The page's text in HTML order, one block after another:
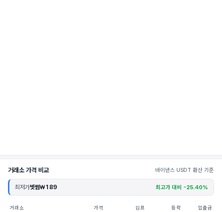
거래소 가격 비교 바이낸스 USDT 환산 기준
최저가빗썸₩189 최고가 대비 -25.40%
거래소 가격 김프 등락 입출금